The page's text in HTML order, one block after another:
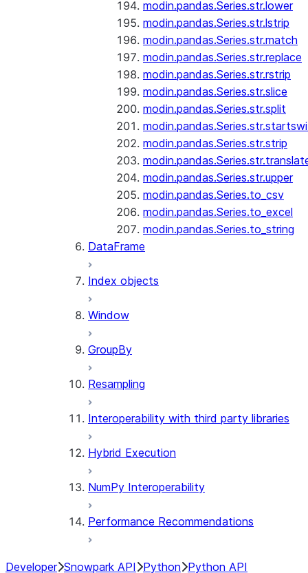
modin.pandas.Series.str.lower
modin.pandas.Series.str.lstrip
modin.pandas.Series.str.match
modin.pandas.Series.str.replace
modin.pandas.Series.str.rstrip
modin.pandas.Series.str.slice
modin.pandas.Series.str.split
modin.pandas.Series.str.strip
modin.pandas.Series.str.upper
modin.pandas.Series.to_csv
modin.pandas.Series.to_excel
modin.pandas.Series.to_string
DataFrame
Index objects
Window
GroupBy
Resampling
Interoperability with third party libraries
Hybrid Execution
NumPy Interoperability
Performance Recommendations
Developer Snowpark API Python Python API